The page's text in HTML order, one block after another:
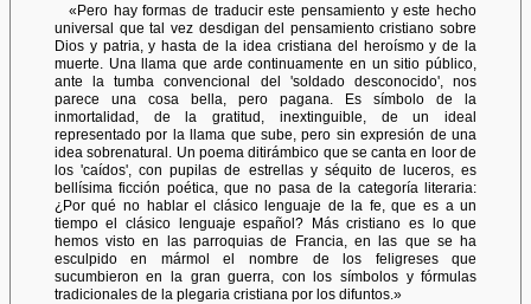
«Pero hay formas de traducir este pensamiento y este hecho
universal que tal vez desdigan del pensamiento cristiano sobre
Dios y patria, y hasta de la idea cristiana del heroísmo y de la
muerte. Una llama que arde continuamente en un sitio público,
ante la tumba convencional del 'soldado desconocido', nos
parece una cosa bella, pero pagana. Es símbolo de la
inmortalidad, de la gratitud, inextinguible, de un ideal
representado por la llama que sube, pero sin expresión de una
idea sobrenatural. Un poema ditirámbico que se canta en loor de
los 'caídos', con pupilas de estrellas y séquito de luceros, es
bellísima ficción poética, que no pasa de la categoría literaria:
¿Por qué no hablar el clásico lenguaje de la fe, que es a un
tiempo el clásico lenguaje español? Más cristiano es lo que
hemos visto en las parroquias de Francia, en las que se ha
esculpido en mármol el nombre de los feligreses que
sucumbieron en la gran guerra, con los símbolos y fórmulas
tradicionales de la plegaria cristiana por los difuntos.»